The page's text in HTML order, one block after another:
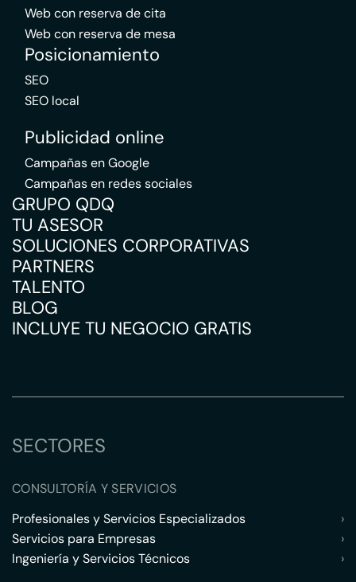
Web con reserva de cita
Web con reserva de mesa
Posicionamiento
SEO
SEO local
Publicidad online
Campañas en Google
Campañas en redes sociales
GRUPO QDQ
TU ASESOR
SOLUCIONES CORPORATIVAS
PARTNERS
TALENTO
BLOG
INCLUYE TU NEGOCIO GRATIS
SECTORES
CONSULTORÍA Y SERVICIOS
Profesionales y Servicios Especializados
›
Servicios para Empresas
›
Ingeniería y Servicios Técnicos
›